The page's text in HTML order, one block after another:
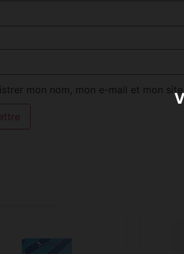
mon nom, mon e-mail et mon